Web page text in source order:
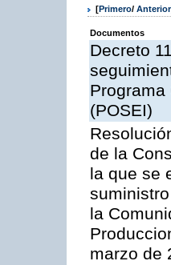
[Primero/ Anterior
Documentos
Decreto
(POSEI)
de la
la que se
la
marzo de